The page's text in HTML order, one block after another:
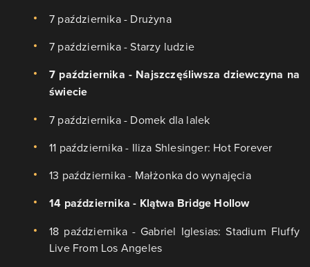
7 października - Drużyna
7 października - Starzy ludzie
7 października - Najszczęśliwsza dziewczyna na
świecie
7 października - Domek dla lalek
11 października - Iliza Shlesinger: Hot Forever
13 października - Małżonka do wynajęcia
14 października - Klątwa Bridge Hollow
18 października - Gabriel Iglesias: Stadium Fluffy
Live From Los Angeles